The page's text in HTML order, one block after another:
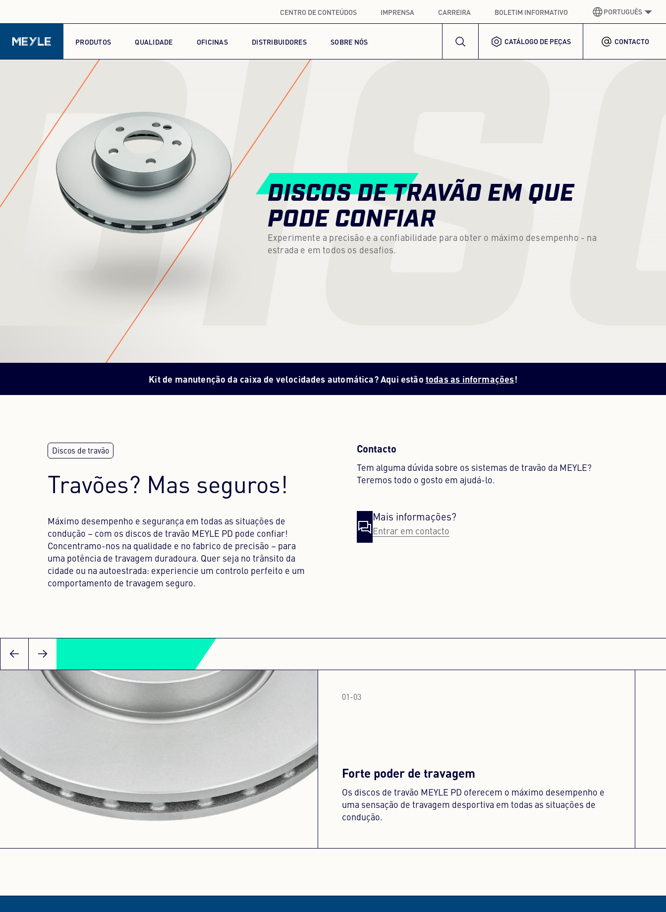
CENTRO DE CONTEÚDOS IMPRENSA CARREIRA BOLETIM INFORMATIVO PORTUGUÊS
ALEMÃO GERMAN
COREANO KOREAN
PORTUGUÊS PORTUGUESE
PRODUTOS QUALIDADE OFICINAS DISTRIBUIDORES SOBRE NÓS CATÁLOGO DE PEÇAS CONTACTO
DISCOS DE TRAVÃO EM QUE
PODE CONFIAR
Experimente a precisão e a confiabilidade para obter o máximo desempenho - na
estrada e em todos os desafios.
Kit de manutenção da caixa de velocidades automática? Aqui estãotodas as informações!
Travões? Mas seguros!
Máximo desempenho e segurança em todas as situações de
condução – com os discos de travão MEYLE PD pode confiar!
Concentramo-nos na qualidade e no fabrico de precisão – para
uma potência de travagem duradoura. Quer seja no trânsito da
cidade ou na autoestrada: experiencie um controlo perfeito e um
comportamento de travagem seguro.
Contacto
Tem alguma dúvida sobre os sistemas de travão da MEYLE?
Teremos todo o gosto em ajudá-lo.
Mais informações?
Entrar em contacto
01 -03
Forte poder de travagem
Os discos de travão MEYLE PD oferecem o máximo desempenho e
uma sensação de travagem desportiva em todas as situações de
condução.